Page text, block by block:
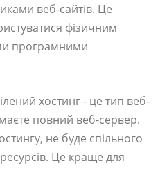
веб-сайтів. Це
фізичним
програмними
хостинг - це тип веб-
повний веб-сервер.
не буде спільного
Це краще для